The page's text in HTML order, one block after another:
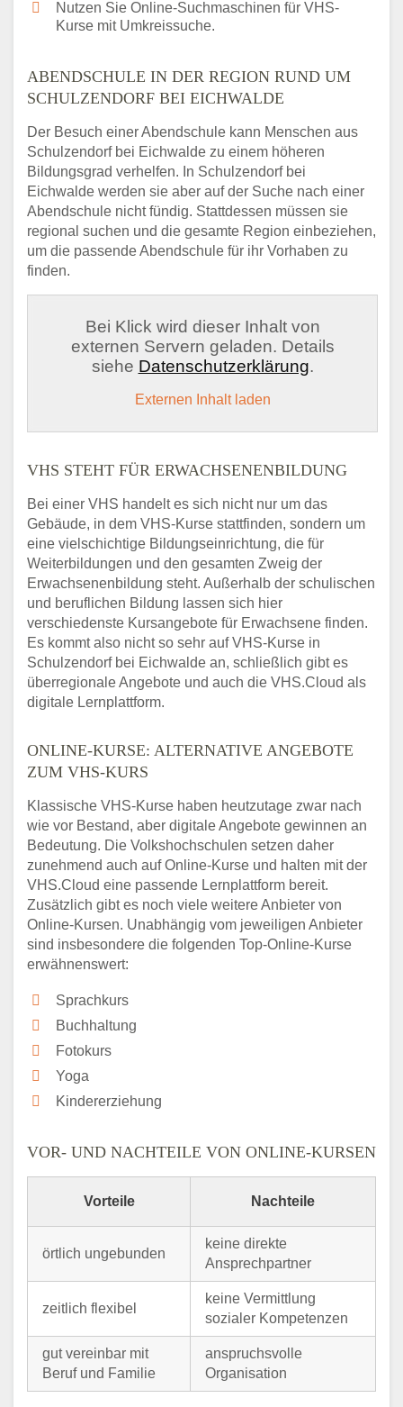
Nutzen Sie Online-Suchmaschinen für VHS-
Kurse mit Umkreissuche.
ABENDSCHULE IN DER REGION RUND UM
SCHULZENDORF BEI EICHWALDE
Der Besuch einer Abendschule kann Menschen aus
Schulzendorf bei Eichwalde zu einem höheren
Bildungsgrad verhelfen. In Schulzendorf bei
Eichwalde werden sie aber auf der Suche nach einer
Abendschule nicht fündig. Stattdessen müssen sie
regional suchen und die gesamte Region einbeziehen,
um die passende Abendschule für ihr Vorhaben zu
finden.
Bei Klick wird dieser Inhalt von
externen Servern geladen. Details
siehe Datenschutzerklärung.
Externen Inhalt laden
VHS STEHT FÜR ERWACHSENENBILDUNG
Bei einer VHS handelt es sich nicht nur um das
Gebäude, in dem VHS-Kurse stattfinden, sondern um
eine vielschichtige Bildungseinrichtung, die für
Weiterbildungen und den gesamten Zweig der
Erwachsenenbildung steht. Außerhalb der schulischen
und beruflichen Bildung lassen sich hier
verschiedenste Kursangebote für Erwachsene finden.
Es kommt also nicht so sehr auf VHS-Kurse in
Schulzendorf bei Eichwalde an, schließlich gibt es
überregionale Angebote und auch die VHS.Cloud als
digitale Lernplattform.
ONLINE-KURSE: ALTERNATIVE ANGEBOTE
ZUM VHS-KURS
Klassische VHS-Kurse haben heutzutage zwar nach
wie vor Bestand, aber digitale Angebote gewinnen an
Bedeutung. Die Volkshochschulen setzen daher
zunehmend auch auf Online-Kurse und halten mit der
VHS.Cloud eine passende Lernplattform bereit.
Zusätzlich gibt es noch viele weitere Anbieter von
Online-Kursen. Unabhängig vom jeweiligen Anbieter
sind insbesondere die folgenden Top-Online-Kurse
erwähnenswert:
Sprachkurs
Buchhaltung
Fotokurs
Yoga
Kindererziehung
VOR- UND NACHTEILE VON ONLINE-KURSEN
Vorteile Nachteile
örtlich ungebunden
keine direkte
Ansprechpartner
zeitlich flexibel
keine Vermittlung
sozialer Kompetenzen
gut vereinbar mit
Beruf und Familie
anspruchsvolle
Organisation